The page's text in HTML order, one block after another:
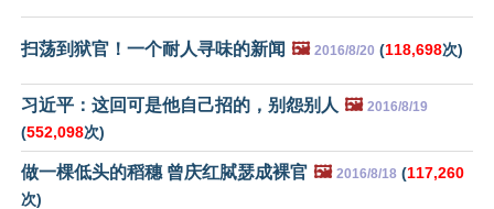
扫荡到狱官！一个耐人寻味的新闻 🖼️ 2016/8/20 (118,698次)
习近平：这回可是他自己招的，别怨别人 🖼️ 2016/8/19
(552,098次)
做一棵低头的稻穗 曾庆红脦瑟成裸官 🖼️ 2016/8/18 (117,260
次)